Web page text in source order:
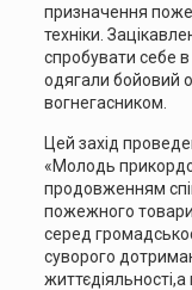
призначення
техніки.
спробувати себе
одягали бойовий
вогнегасником.
Цей захід
«Молодь
продовженням
пожежного
серед
суворого